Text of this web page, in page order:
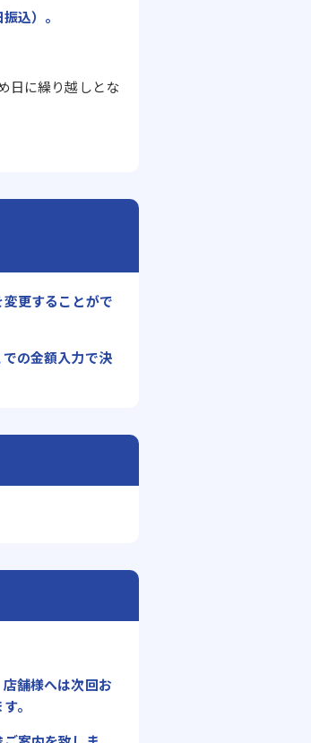
込）。
日に繰り越しとな
更することがで
の金額入力で決
舗様へは次回お
。